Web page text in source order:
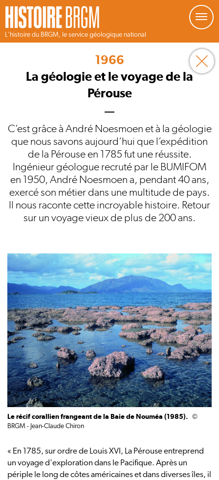
L'histoire du BRGM, le service géologique national
1966
La géologie et le voyage de la
Pérouse
C’est grâce à André Noesmoen et à la géologie
que nous savons aujourd’hui que l’expédition
de la Pérouse en 1785 fut une réussite.
Ingénieur géologue recruté par le BUMIFOM
en 1950, André Noesmoen a, pendant 40 ans,
exercé son métier dans une multitude de pays.
Il nous raconte cette incroyable histoire. Retour
sur un voyage vieux de plus de 200 ans.
Le récif corallien frangeant de la Baie de Nouméa (1985).
©
BRGM - Jean-Claude Chiron
« En 1785, sur ordre de Louis XVI, La Pérouse entreprend
un voyage d'exploration dans le Pacifique. Après un
périple le long de côtes américaines et dans diverses îles, il
Gestion de vos préférences sur les cookies